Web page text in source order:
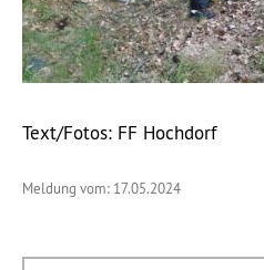
Text/Fotos: FF Hochdorf
Meldung vom: 17.05.2024